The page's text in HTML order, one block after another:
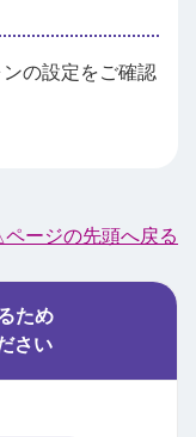
の設定をご確認
ージの先頭へ戻る
ため
さい